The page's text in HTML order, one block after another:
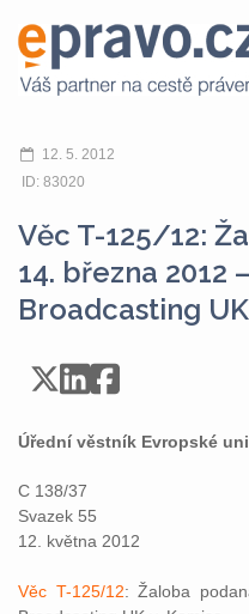
12. 5. 2012
ID: 83020
Věc T-125/12:
14. března 2012
Broadcasting
Úřední věstník Evropské
C 138/37
Svazek 55
12. května 2012
Věc T-125/12: Žaloba